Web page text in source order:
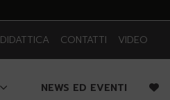
DIDATTICA CONTATTI VIDEO
NEWS ED EVENTI